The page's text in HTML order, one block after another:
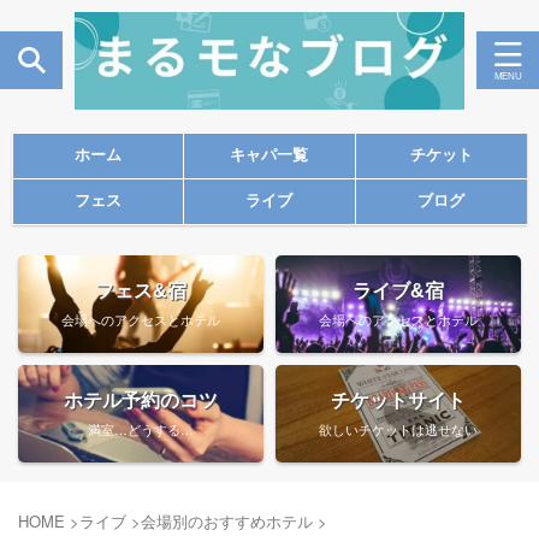
ホーム キャパ一覧 チケット
フェス ライブ ブログ
フェス&宿
会場へのアクセスとホテル
ライブ&宿
会場へのアクセスとホテル
ホテル予約のコツ
満室…どうする…
チケットサイト
欲しいチケットは逃せない
HOME >ライブ >会場別のおすすめホテル >